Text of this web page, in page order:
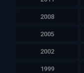
2008
2005
2002
1999